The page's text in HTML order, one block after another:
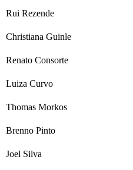
Rui Rezende
Christiana Guinle
Renato Consorte
Luiza Curvo
Thomas Morkos
Brenno Pinto
Joel Silva